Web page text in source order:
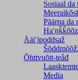
Sosiaal
Päärna da
Ääiʹjpoddsaž
Õhttvuõtt-teâđ
Media